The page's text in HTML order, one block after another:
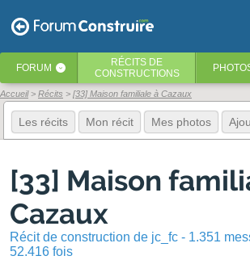
FORUM ‹ RÉCITS DE
CONSTRUCTIONS
Accueil Récits [33] Maison familiale à Cazaux
Les récits Mon récit Mes photos
[33] Maison
Cazaux
Récit de construction de jc_fc - 1.351
52.416 fois